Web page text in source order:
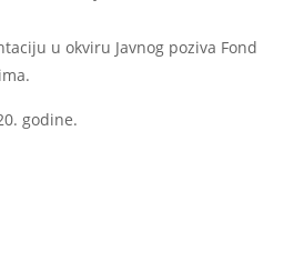
u okviru Javnog poziva Fond
godine.